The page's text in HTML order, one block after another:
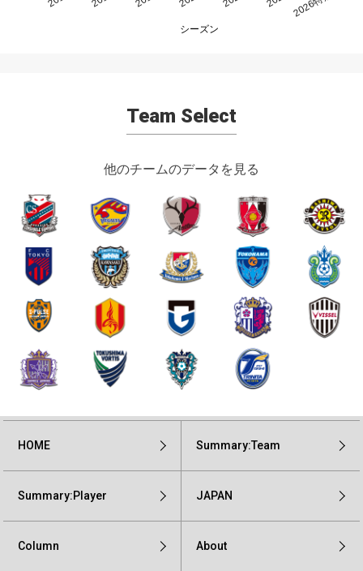
シーズン
Team Select
他のチームのデータを見る
HOME Summary:Team
Summary:Player JAPAN
Column About